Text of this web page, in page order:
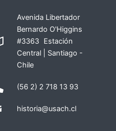
Avenida Libertador
Bernardo O'Higgins
#3363 Estación
Central | Santiago -
Chile
(56 2) 2 718 13 93
historia@usach.cl